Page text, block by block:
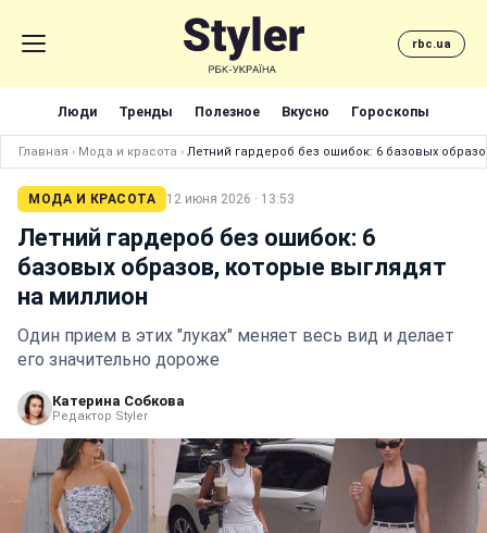
rbc.ua
Люди Тренды Полезное Вкусно Гороскопы
Главная › Мода и красота › Летний гардероб без ошибок: 6 базовых
МОДА И КРАСОТА 12 июня 2026 · 13:53
Летний гардероб без ошибок: 6
базовых образов, которые выглядят
на миллион
Один прием в этих "луках" меняет весь вид и делает
его значительно дороже
Катерина Собкова
Редактор Styler